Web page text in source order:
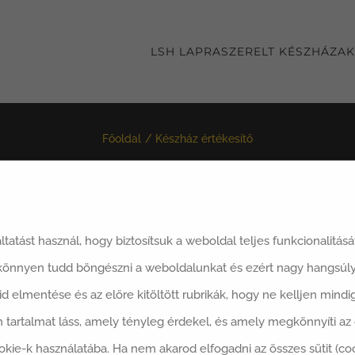
használ, hogy biztosítsuk a weboldal teljes
tudd böngészni a weboldalunkat és ezért nagy
elmentése és az előre kitöltött rubrikák, hogy ne kelljen
tartalmat láss, amely tényleg érdekel, és amely megkönnyíti
k használatába. Ha nem akarod elfogadni az összes sütit
LSH LAPRASZERELT KÉSZHÁZAK
Főoldal Készház értékesítő
pozíció